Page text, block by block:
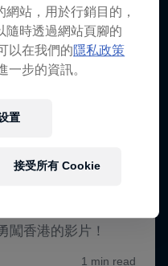
站，用於行銷目的，
隨時透過網站頁腳的
以在我們的隱私政策
一步的資訊。
置
接受所有 Cookie